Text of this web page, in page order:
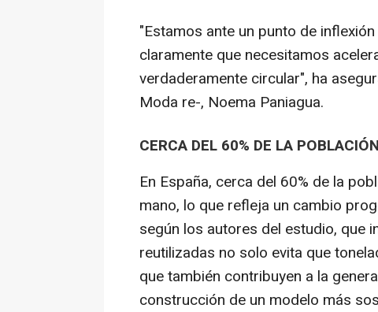
"Estamos ante un punto de
claramente que necesitamos
verdaderamente circular", ha
Moda re-, Noema Paniagua.
CERCA DEL 60% DE LA
En España, cerca del 60% de la
mano, lo que refleja un cambio
según los autores del estudio, que
reutilizadas no solo evita que
que también contribuyen a la
construcción de un modelo más